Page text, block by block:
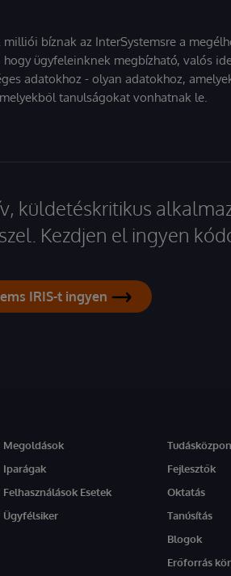
bíznak az InterSystemsre a
ügyfeleinknek megbízható, valós
adatokhoz - olyan adatokhoz,
tanulságokat vonhatnak le.
küldetéskritikus
Kezdjen el ingyen
IRIS-t ingyen
Megoldások
Iparágak
Felhasználások Esetek
Ügyfélsiker
Fejlesztők
Oktatás
Tanúsítás
Blogok
Erőforrás